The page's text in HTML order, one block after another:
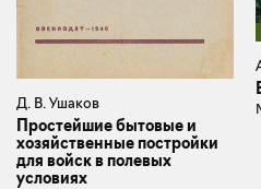
Д. В. Ушаков
Простейшие бытовые и
хозяйственные постройки
для войск в полевых
условиях